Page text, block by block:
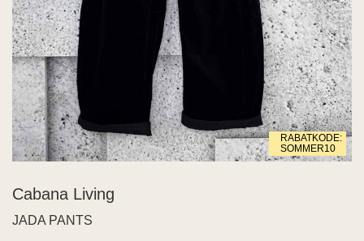
Living
JDY
RABATKODE:
SOMMER10
Cabana Living
JADA PANTS